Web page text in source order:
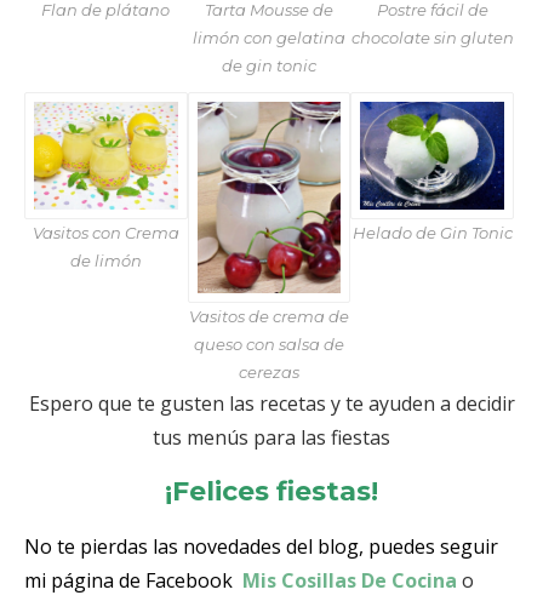
Flan de plátano
Tarta Mousse de
limón con gelatina
de gin tonic
Postre fácil de
chocolate sin gluten
Vasitos con Crema
de limón
Vasitos de crema de
queso con salsa de
cerezas
Helado de Gin Tonic
Espero que te gusten las recetas y te ayuden a decidir
tus menús para las fiestas
¡Felices fiestas!
No te pierdas las novedades del blog, puedes seguir
mi página de Facebook Mis Cosillas De Cocina o